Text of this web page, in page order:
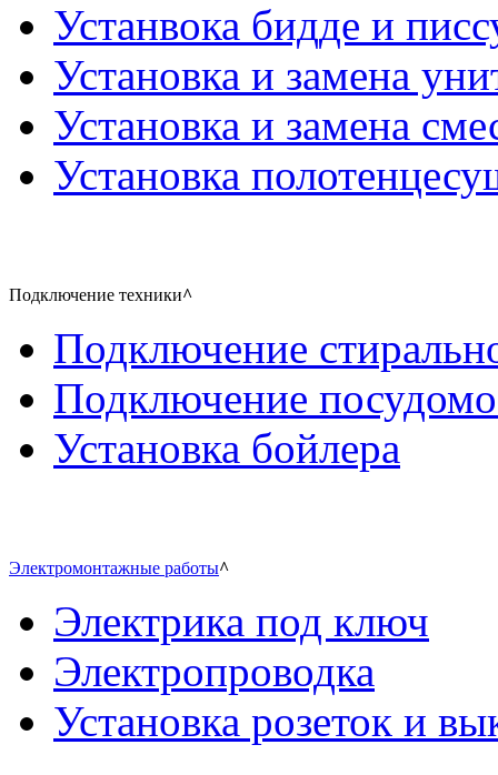
Устанвока бидде и
Установка и замена
Установка и замена
Установка
Подключение техники^
Подключение
Подключение
Установка бойлера
Электромонтажные работы^
Электрика под ключ
Электропроводка
Установка розеток и